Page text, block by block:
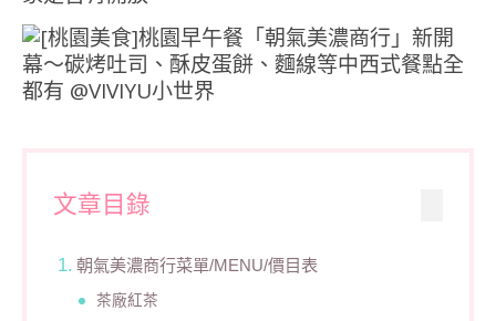
文章目錄
朝氣美濃商行菜單/MENU/價目表
茶廠紅茶